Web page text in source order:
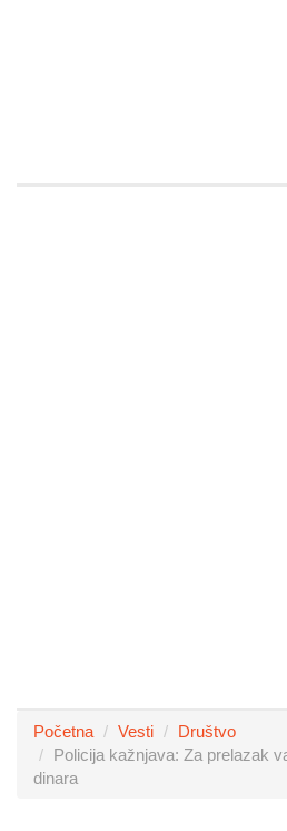
Početna Vesti
Društvo
Policija kažnjava: Za prelazak
dinara